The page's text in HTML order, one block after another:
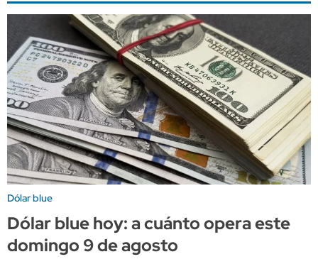
Dólar blue
Dólar blue hoy: a cuánto opera este
domingo 9 de agosto